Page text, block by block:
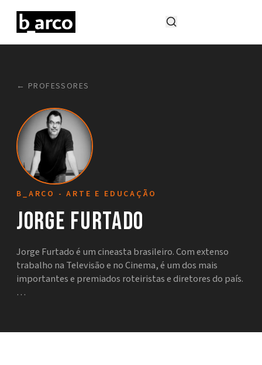
← PROFESSORES
B_ARCO - ARTE E EDUCAÇÃO
Jorge Furtado
Jorge Furtado é um cineasta brasileiro. Com extenso
trabalho na Televisão e no Cinema, é um dos mais
importantes e premiados roteiristas e diretores do país.
…